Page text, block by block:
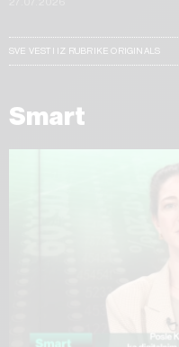
SVE VESTI IZ RUBRIKE ORIGINALS
Smart